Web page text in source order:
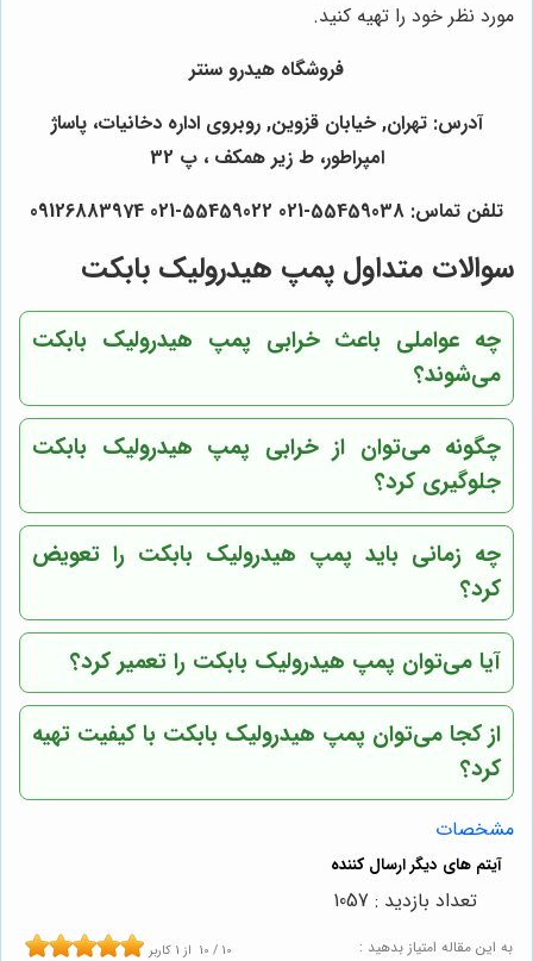
مورد نظر خود را تهیه کنید.
فروشگاه هیدرو سنتر
آدرس: تهران, خیابان قزوین, روبروی اداره دخانیات، پاساژ
امپراطور، ط زیر همکف ، پ 32
تلفن تماس: 55459038-021 55459022-021 09126883974
سوالات متداول پمپ هیدرولیک بابکت
چه عواملی باعث خرابی پمپ هیدرولیک بابکت
می‌شوند؟
چگونه می‌توان از خرابی پمپ هیدرولیک بابکت
جلوگیری کرد؟
چه زمانی باید پمپ هیدرولیک بابکت را تعویض
کرد؟
آیا می‌توان پمپ هیدرولیک بابکت را تعمیر کرد؟
از کجا می‌توان پمپ هیدرولیک بابکت با کیفیت تهیه
کرد؟
مشخصات
به این مقاله امتیاز بدهید : 10 / 10 از 1 کاربر
تعداد بازدید : 1057